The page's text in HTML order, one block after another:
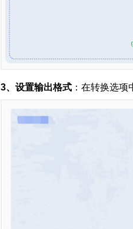
3、设置输出格式：在转换选项